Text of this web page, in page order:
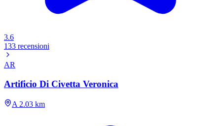
3.6
133 recensioni
AR
Artificio Di Civetta Veronica
A 2.03 km